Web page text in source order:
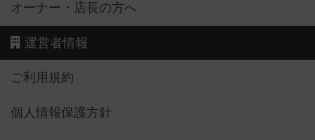
オーナー・店長の方へ
運営者情報
ご利用規約
個人情報保護方針